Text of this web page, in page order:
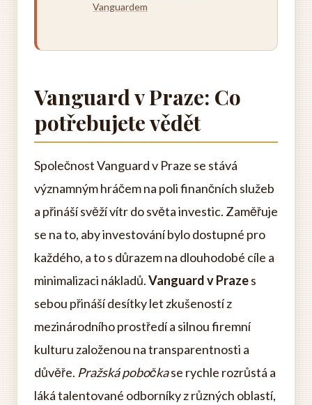
Vanguardem
Vanguard v Praze: Co
potřebujete vědět
Společnost Vanguard v Praze se stává
významným hráčem na poli finančních služeb
a přináší svěží vítr do světa investic. Zaměřuje
se na to, aby investování bylo dostupné pro
každého, a to s důrazem na dlouhodobé cíle a
minimalizaci nákladů.Vanguard v Prazes
sebou přináší desítky let zkušeností z
mezinárodního prostředí a silnou firemní
kulturu založenou na transparentnosti a
důvěře. Pražská pobočkase rychle rozrůstá a
láká talentované odborníky z různých oblastí,